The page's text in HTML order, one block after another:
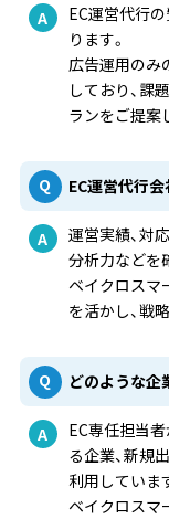
EC運営代行
ります。
広告運用のみ
しており、課
ランをご提案
EC運営代行
運営実績、対
分析力などを
ベイクロスマ
を活かし、戦
どのような企
EC専任担当
る企業、新規
利用していま
ベイクロスマ